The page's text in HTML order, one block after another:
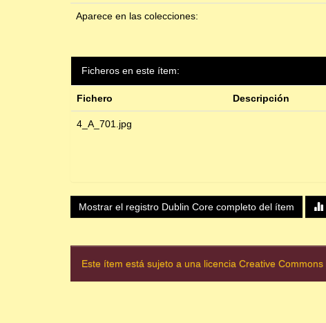
Aparece en las colecciones:
Ficheros en este ítem:
Fichero Descripción
4_A_701.jpg
Mostrar el registro Dublin Core completo del ítem
Este ítem está sujeto a una licencia Creative Commons